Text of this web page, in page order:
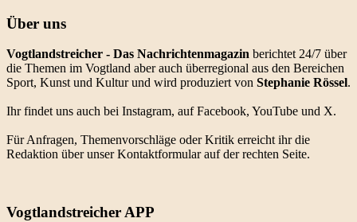
Über uns
Vogtlandstreicher - Das Nachrichtenmagazin berichtet 24/7 über
die Themen im Vogtland aber auch überregional aus den Bereichen
Sport, Kunst und Kultur und wird produziert von Stephanie Rössel.
Ihr findet uns auch bei Instagram, auf Facebook, YouTube und X.
Für Anfragen, Themenvorschläge oder Kritik erreicht ihr die
Redaktion über unser Kontaktformular auf der rechten Seite.
Vogtlandstreicher APP